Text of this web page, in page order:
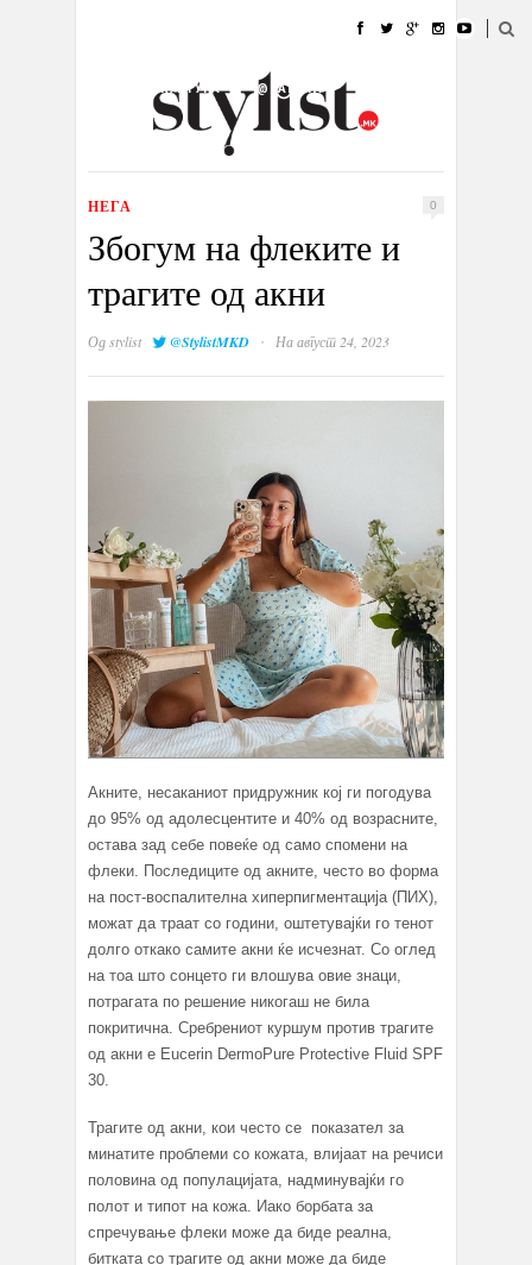
УБАВИНА
КУЛТУРА @РАБОТА
ИЗЛОГ
НЕГА 0
Збогум на флеките и
трагите од акни
Одstylist @StylistMKD · На август 24, 2023
Акните, несаканиот придружник кој ги погодува
до 95% од адолесцентите и 40% од возрасните,
остава зад себе повеќе од само спомени на
флеки. Последиците од акните, често во форма
на пост-воспалителна хиперпигментација (ПИХ),
можат да траат со години, оштетувајќи го тенот
долго откако самите акни ќе исчезнат. Со оглед
на тоа што сонцето ги влошува овие знаци,
потрагата по решение никогаш не била
покритична. Сребрениот куршум против трагите
од акни е Eucerin DermoPure Protective Fluid SPF
30.
Трагите од акни, кои често се показател за
минатите проблеми со кожата, влијаат на речиси
половина од популацијата, надминувајќи го
полот и типот на кожа. Иако борбата за
спречување флеки може да биде реална,
битката со трагите од акни може да биде